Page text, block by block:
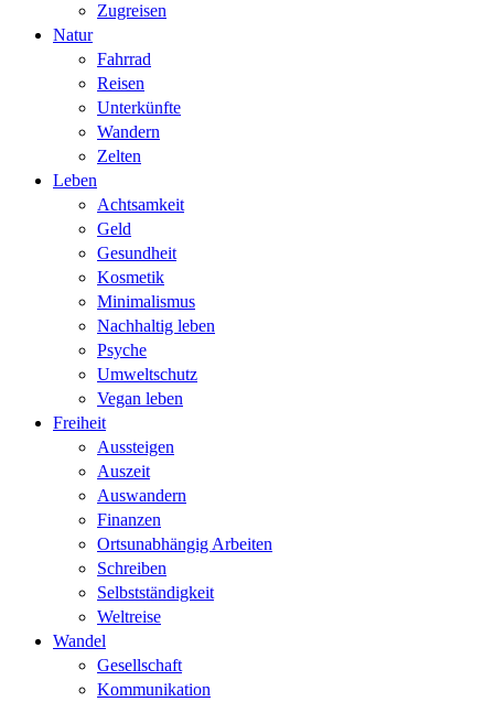
Zugreisen
Natur
Fahrrad
Reisen
Unterkünfte
Wandern
Zelten
Leben
Achtsamkeit
Geld
Gesundheit
Kosmetik
Minimalismus
Nachhaltig leben
Psyche
Umweltschutz
Vegan leben
Freiheit
Aussteigen
Auszeit
Auswandern
Finanzen
Ortsunabhängig Arbeiten
Schreiben
Selbstständigkeit
Weltreise
Wandel
Gesellschaft
Kommunikation